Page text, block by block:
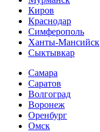
Киров
Краснодар
Симферополь
Ханты-Мансийск
Сыктывкар
Самара
Саратов
Волгоград
Воронеж
Оренбург
Омск